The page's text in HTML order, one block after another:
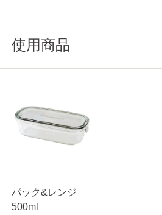
使用商品
パック&レンジ
500ml